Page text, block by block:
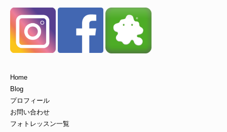
Home
Blog
プロフィール
お問い合わせ
フォトレッスン一覧